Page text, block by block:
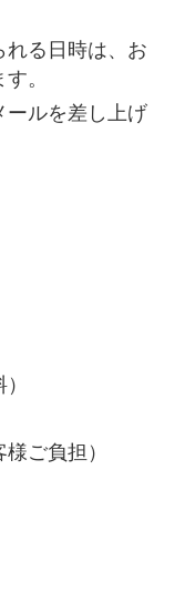
れる日時は、お
。
ールを差し上げ
ご負担）